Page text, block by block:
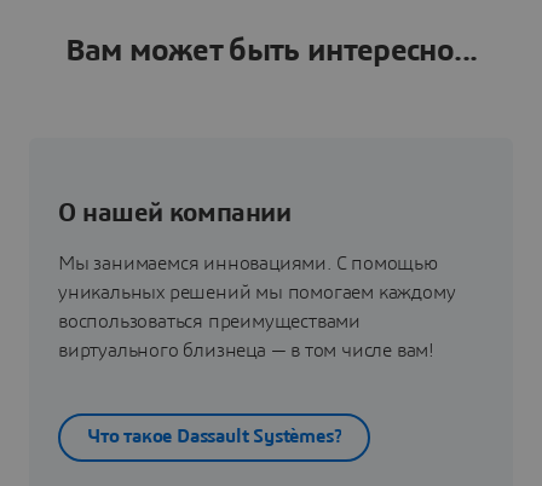
Вам может быть интересно...
О нашей компании
Мы занимаемся инновациями. С помощью
уникальных решений мы помогаем каждому
воспользоваться преимуществами
виртуального близнеца — в том числе вам!
Что такое Dassault Systèmes?